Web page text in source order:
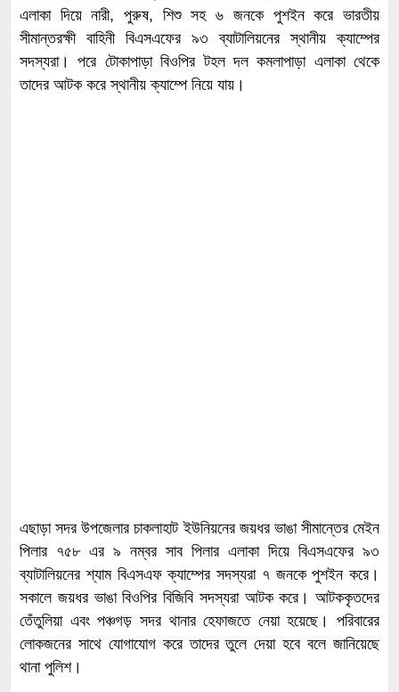
এলাকা দিয়ে নারী, পুরুষ, শিশু সহ ৬ জনকে পুশইন করে ভারতীয়
সীমান্তরক্ষী বাহিনী বিএসএফের ৯৩ ব্যাটালিয়নের স্থানীয় ক্যাম্পের
সদস্যরা। পরে টোকাপাড়া বিওপির টহল দল কমলাপাড়া এলাকা থেকে
তাদের আটক করে স্থানীয় ক্যাম্পে নিয়ে যায়।
এছাড়া সদর উপজেলার চাকলাহাট ইউনিয়নের জয়ধর ভাঙা সীমান্তের মেইন
পিলার ৭৫৮ এর ৯ নম্বর সাব পিলার এলাকা দিয়ে বিএসএফের ৯৩
ব্যাটালিয়নের শ্যাম বিএসএফ ক্যাম্পের সদস্যরা ৭ জনকে পুশইন করে।
সকালে জয়ধর ভাঙা বিওপির বিজিবি সদস্যরা আটক করে। আটককৃতদের
তেঁতুলিয়া এবং পঞ্চগড় সদর থানার হেফাজতে নেয়া হয়েছে। পরিবারের
লোকজনের সাথে যোগাযোগ করে তাদের তুলে দেয়া হবে বলে জানিয়েছে
থানা পুলিশ।